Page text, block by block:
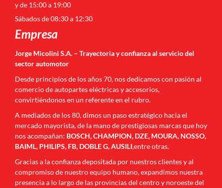
y de 15:00 a 19:00
Sábados de 08:30 a 12:30
Empresa
Jorge Micolini S.A. – Trayectoria y confianza al servicio del
sector automotor
Desde principios de los años 70, nos dedicamos con pasión al
comercio de autopartes eléctricas y accesorios,
convirtiéndonos en un referente en el rubro.
A mediados de los 80, dimos un paso estratégico hacia el
mercado mayorista, de la mano de prestigiosas marcas que hoy
nos acompañan: BOSCH, CHAMPION, DZE, MOURA, NOSSO,
BAIML, PHILIPS, FB, DOBLE G, AUSILI,entre otras.
Gracias a la confianza depositada por nuestros clientes y al
compromiso de nuestro equipo humano, expandimos nuestra
presencia a lo largo de las provincias del centro y noroeste del